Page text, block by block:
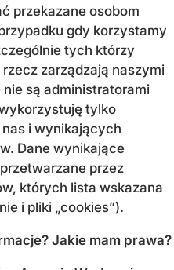
przekazane osobom
gdy korzystamy
tych którzy
zarządzają naszymi
są administratorami
tylko
i wynikających
Dane wynikające
przez
których lista wskazana
i pliki „cookies”).
Jakie mam prawa?